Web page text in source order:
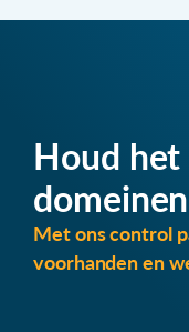
Houd het
domeinen
Met ons control
voorhanden en